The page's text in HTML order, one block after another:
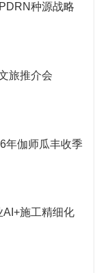
种源战略
旅推介会
年伽师瓜丰收季
AI+施工精细化